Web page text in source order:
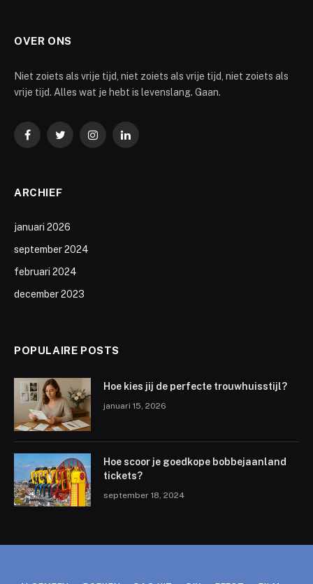
OVER ONS
Niet zoiets als vrije tijd, niet zoiets als vrije tijd, niet zoiets als
vrije tijd. Alles wat je hebt is levenslang. Gaan.
FacebookTwitterInstagramLinkedIn
ARCHIEF
januari 2026
september 2024
februari 2024
december 2023
POPULAIRE POSTS
Hoe kies jij de perfecte trouwhuisstijl?
januari 15, 2026
Hoe scoor je goedkope bobbejaanland
tickets?
september 18, 2024